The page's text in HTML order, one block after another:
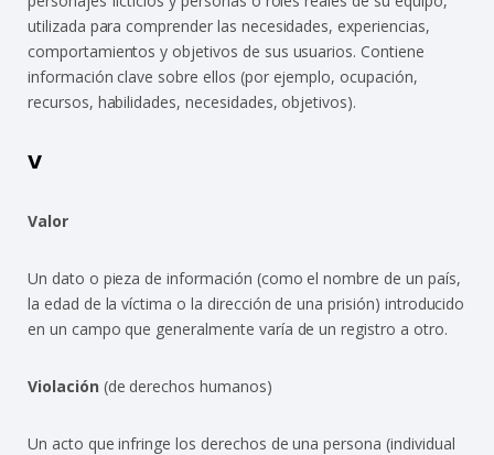
utilizada para comprender las necesidades, experiencias,
comportamientos y objetivos de sus usuarios. Contiene
información clave sobre ellos (por ejemplo, ocupación,
recursos, habilidades, necesidades, objetivos).
V
Valor
Un dato o pieza de información (como el nombre de un país,
la edad de la víctima o la dirección de una prisión) introducido
en un campo que generalmente varía de un registro a otro.
Violación (de derechos humanos)
Un acto que infringe los derechos de una persona (individual